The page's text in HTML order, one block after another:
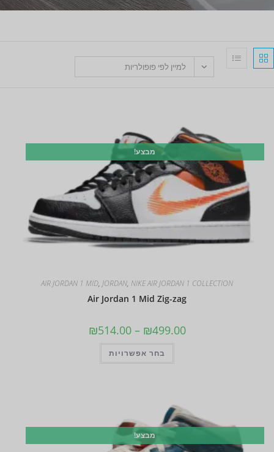
למיין לפי פופולריות
מבצע!
AIR JORDAN 1 MID, JORDAN, NIKE AIR JORDAN 1 COLLECTION
Air Jordan 1 Mid Zig-zag
₪499.00
–
₪514.00
בחר אפשרויות
מבצע!